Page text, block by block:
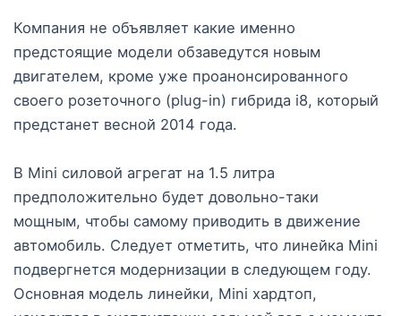
Компания не объявляет какие именно
предстоящие модели обзаведутся новым
двигателем, кроме уже проанонсированного
своего розеточного (plug-in) гибрида i8, который
предстанет весной 2014 года.
В Mini силовой агрегат на 1.5 литра
предположительно будет довольно-таки
мощным, чтобы самому приводить в движение
автомобиль. Следует отметить, что линейка Mini
подвергнется модернизации в следующем году.
Основная модель линейки, Mini хардтоп,